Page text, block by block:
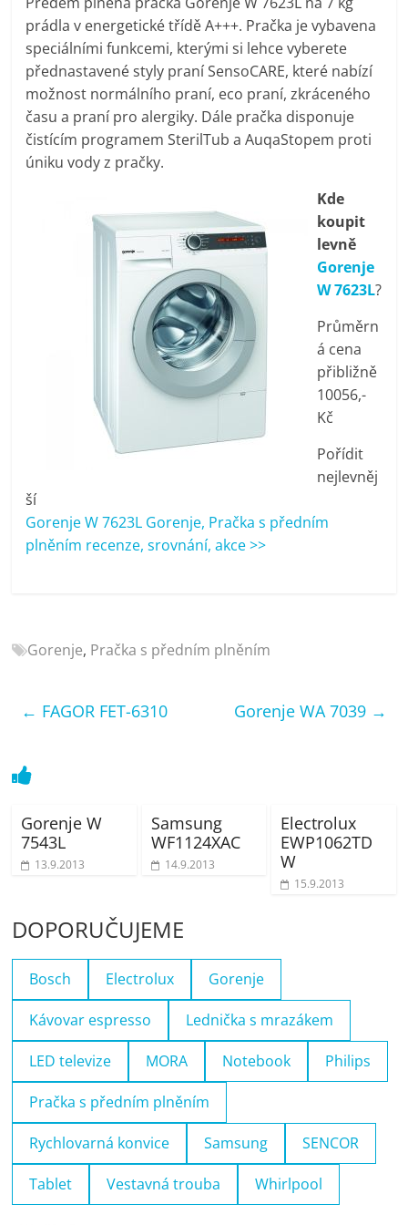
pračky,
televize,
notebooky,
mobilní
telefony,
kávovary,
bazény
pračky,
televize,
notebooky,
bazény
prádla v energetické třídě A+++. Pračka je vybavena
speciálními funkcemi, kterými si lehce vyberete
přednastavené styly praní SensoCARE, které nabízí
možnost normálního praní, eco praní, zkráceného
času a praní pro alergiky. Dále pračka disponuje
čistícím programem SterilTub a AuqaStopem proti
úniku vody z pračky.
Kde
koupit
levně
Gorenje
W 7623L?
Průměrn
á cena
přibližně
10056,-
Kč
Pořídit
nejlevněj
ší
Gorenje W 7623L Gorenje, Pračka s předním
plněním recenze, srovnání, akce >>
Gorenje, Pračka s předním plněním
← FAGOR FET-6310 Gorenje WA 7039 →
Gorenje W
7543L
13.9.2013
Samsung
WF1124XAC
14.9.2013
Electrolux
EWP1062TD
W
15.9.2013
DOPORUČUJEME
Bosch Electrolux Gorenje
Kávovar espresso Lednička s mrazákem
LED televize MORA Notebook Philips
Pračka s předním plněním
Rychlovarná konvice Samsung SENCOR
Tablet Vestavná trouba Whirlpool